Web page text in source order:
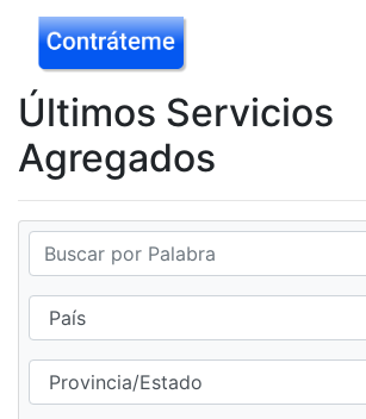
Últimos Servicios
Agregados